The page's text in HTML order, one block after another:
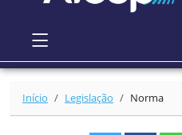
Início Legislação Norma